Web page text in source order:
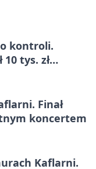
kontroli.
tys. zł
Finał
koncertem
Kaflarni.